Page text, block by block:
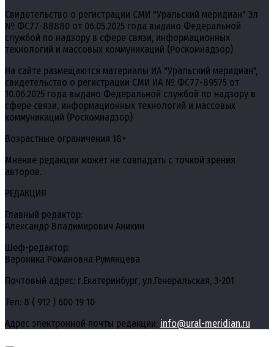
Свидетельство о регистрации СМИ "Уральский меридиан" Эл
№ ФС77-88880 от 06.05.2025 года выдано Федеральной
службой по надзору в сфере связи, информационных
технологий и массовых коммуникаций (Роскомнадзор)
На сайте размещаются материалы ИА "Уральский меридиан",
свидетельство о регистрации СМИ ИА № ФС77-89575 от
10.06.2025 года выдано Федеральной службой по надзору в
сфере связи, информационных технологий и массовых
коммуникаций (Роскомнадзор)
Возрастные ограничения 18+
Мнение редакции может не совпадать с точкой зрения
авторов.
РЕДАКЦИЯ
Главный редактор:
Александр Владимирович Аникин
Шеф-редактор:
Вероника Романовна Румянцева
Почтовый адрес: г.Екатеринбург, ул.Генеральская, 3-201
Тел: 8 ( 912 ) 600 19 10
Адрес электронной почты редакции: info@ural-meridian.ru